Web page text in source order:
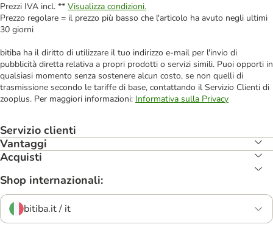
Prezzi IVA incl. ** Visualizza condizioni.
Prezzo regolare = il prezzo più basso che l'articolo ha avuto negli ultimi
30 giorni
bitiba ha il diritto di utilizzare il tuo indirizzo e-mail per l'invio di
pubblicità diretta relativa a propri prodotti o servizi simili. Puoi opporti in
qualsiasi momento senza sostenere alcun costo, se non quelli di
trasmissione secondo le tariffe di base, contattando il Servizio Clienti di
zooplus. Per maggiori informazioni: Informativa sulla Privacy
Servizio clienti
Vantaggi
Acquisti
Shop internazionali:
bitiba.it / it